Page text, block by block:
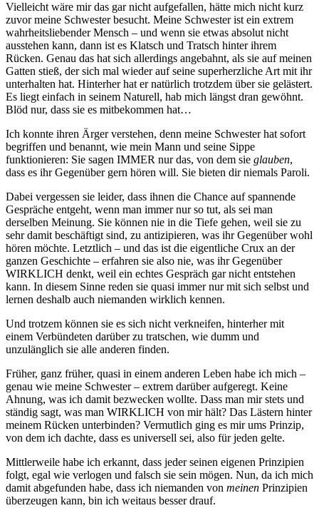
Vielleicht wäre mir das gar nicht aufgefallen, hätte mich nicht kurz
zuvor meine Schwester besucht. Meine Schwester ist ein extrem
wahrheitsliebender Mensch – und wenn sie etwas absolut nicht
ausstehen kann, dann ist es Klatsch und Tratsch hinter ihrem
Rücken. Genau das hat sich allerdings angebahnt, als sie auf meinen
Gatten stieß, der sich mal wieder auf seine superherzliche Art mit ihr
unterhalten hat. Hinterher hat er natürlich trotzdem über sie gelästert.
Es liegt einfach in seinem Naturell, hab mich längst dran gewöhnt.
Blöd nur, dass sie es mitbekommen hat…
Ich konnte ihren Ärger verstehen, denn meine Schwester hat sofort
begriffen und benannt, wie mein Mann und seine Sippe
funktionieren: Sie sagen IMMER nur das, von dem sie glauben,
dass es ihr Gegenüber gern hören will. Sie bieten dir niemals Paroli.
Dabei vergessen sie leider, dass ihnen die Chance auf spannende
Gespräche entgeht, wenn man immer nur so tut, als sei man
derselben Meinung. Sie können nie in die Tiefe gehen, weil sie zu
sehr damit beschäftigt sind, zu antizipieren, was ihr Gegenüber wohl
hören möchte. Letztlich – und das ist die eigentliche Crux an der
ganzen Geschichte – erfahren sie also nie, was ihr Gegenüber
WIRKLICH denkt, weil ein echtes Gespräch gar nicht entstehen
kann. In diesem Sinne reden sie quasi immer nur mit sich selbst und
lernen deshalb auch niemanden wirklich kennen.
Und trotzem können sie es sich nicht verkneifen, hinterher mit
einem Verbündeten darüber zu tratschen, wie dumm und
unzulänglich sie alle anderen finden.
Früher, ganz früher, quasi in einem anderen Leben habe ich mich –
genau wie meine Schwester – extrem darüber aufgeregt. Keine
Ahnung, was ich damit bezwecken wollte. Dass man mir stets und
ständig sagt, was man WIRKLICH von mir hält? Das Lästern hinter
meinem Rücken unterbinden? Vermutlich ging es mir ums Prinzip,
von dem ich dachte, dass es universell sei, also für jeden gelte.
Mittlerweile habe ich erkannt, dass jeder seinen eigenen Prinzipien
folgt, egal wie verlogen und falsch sie sein mögen. Nun, da ich mich
damit abgefunden habe, dass ich niemanden von meinen Prinzipien
überzeugen kann, bin ich weitaus besser drauf.